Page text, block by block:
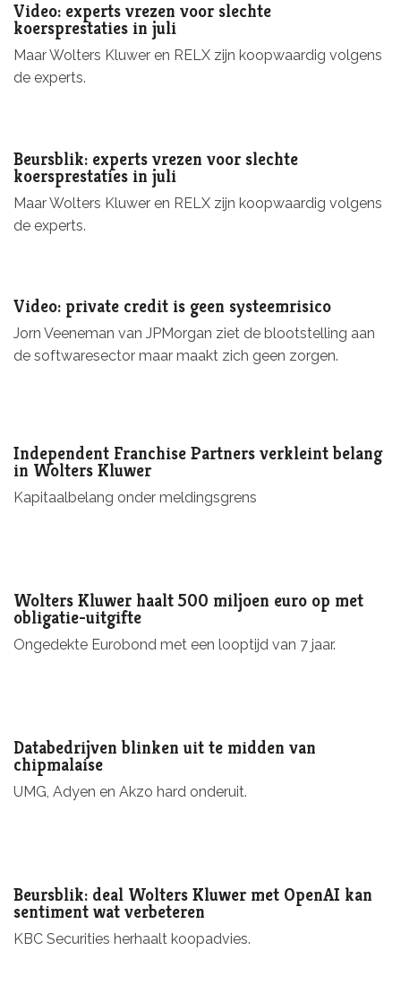
Video: experts vrezen voor slechte
koersprestaties in juli
Maar Wolters Kluwer en RELX zijn koopwaardig volgens
de experts.
Beursblik: experts vrezen voor slechte
koersprestaties in juli
Maar Wolters Kluwer en RELX zijn koopwaardig volgens
de experts.
Video: private credit is geen systeemrisico
Jorn Veeneman van JPMorgan ziet de blootstelling aan
de softwaresector maar maakt zich geen zorgen.
Independent Franchise Partners verkleint belang
in Wolters Kluwer
Kapitaalbelang onder meldingsgrens
Wolters Kluwer haalt 500 miljoen euro op met
obligatie-uitgifte
Ongedekte Eurobond met een looptijd van 7 jaar.
Databedrijven blinken uit te midden van
chipmalaise
UMG, Adyen en Akzo hard onderuit.
Beursblik: deal Wolters Kluwer met OpenAI kan
sentiment wat verbeteren
KBC Securities herhaalt koopadvies.